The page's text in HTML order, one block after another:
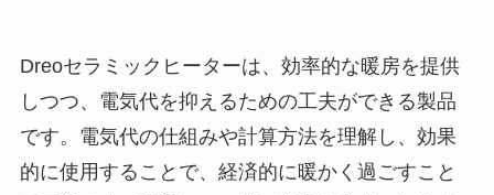
Dreoセラミックヒーターは、効率的な暖房を提供
しつつ、電気代を抑えるための工夫ができる製品
です。電気代の仕組みや計算方法を理解し、効果
的に使用することで、経済的に暖かく過ごすこと